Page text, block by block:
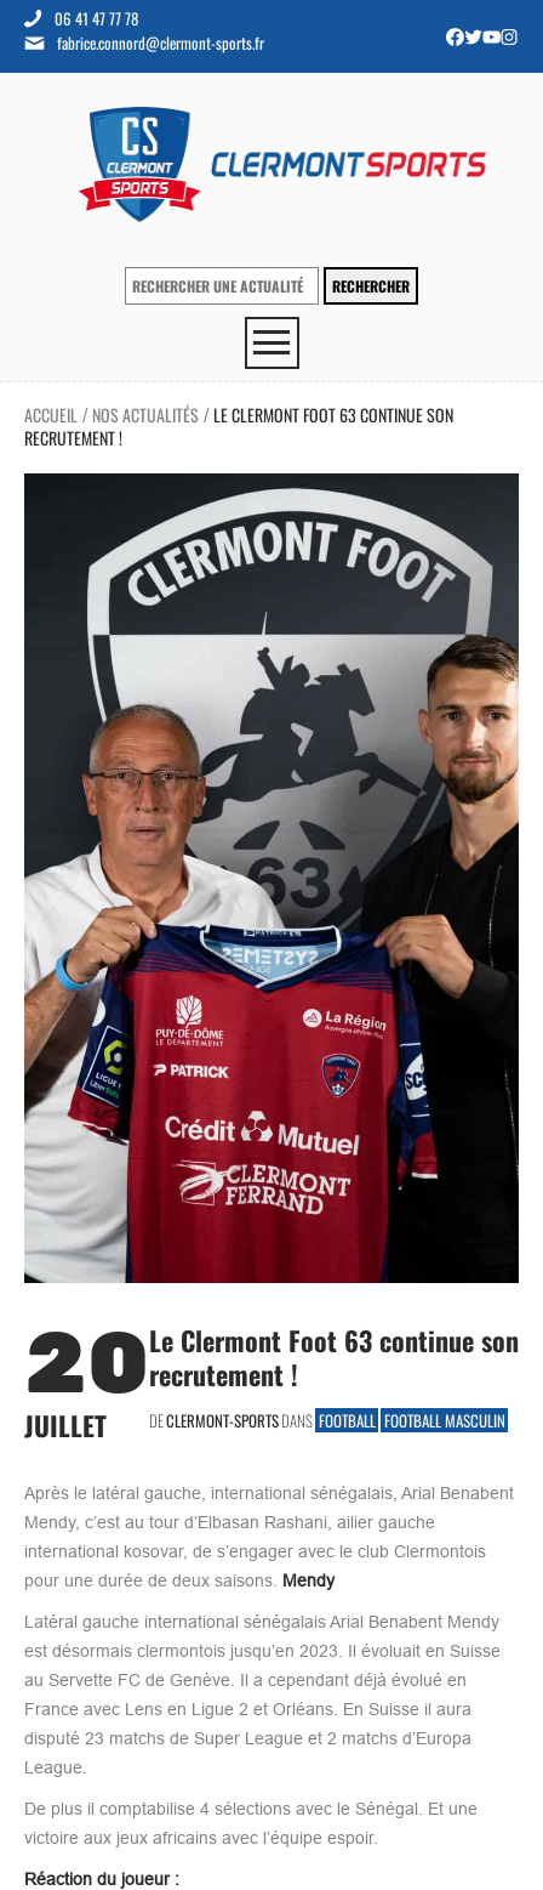
06 41 47 77 78
fabrice.connord@clermont-sports.fr
ACCUEIL / NOS ACTUALITÉS /LE CLERMONT FOOT 63 CONTINUE SON
RECRUTEMENT !
20
JUILLET
Le Clermont Foot 63 continue son
recrutement !
DECLERMONT-SPORTSDANS FOOTBALL FOOTBALL MASCULIN
Après le latéral gauche, international sénégalais, Arial Benabent
Mendy, c’est au tour d’Elbasan Rashani, ailier gauche
international kosovar, de s’engager avec le club Clermontois
pour une durée de deux saisons. Mendy
Latéral gauche international sénégalais Arial Benabent Mendy
est désormais clermontois jusqu’en 2023. Il évoluait en Suisse
au Servette FC de Genève. Il a cependant déjà évolué en
France avec Lens en Ligue 2 et Orléans. En Suisse il aura
disputé 23 matchs de Super League et 2 matchs d’Europa
League.
De plus il comptabilise 4 sélections avec le Sénégal. Et une
victoire aux jeux africains avec l’équipe espoir.
Réaction du joueur :